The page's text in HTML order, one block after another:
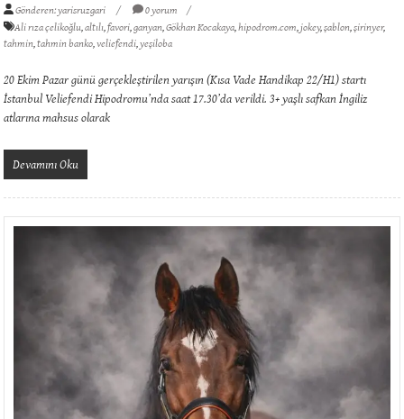
Gönderen: yarisruzgari
0 yorum
Ali rıza çelikoğlu,altılı,favori,ganyan,Gökhan Kocakaya,hipodrom.com,jokey,şablon,şirinyer,
tahmin,tahmin banko,veliefendi,yeşiloba
20 Ekim Pazar günü gerçekleştirilen yarışın (Kısa Vade Handikap 22/H1) startı
İstanbul Veliefendi Hipodromu’nda saat 17.30’da verildi. 3+ yaşlı safkan İngiliz
atlarına mahsus olarak
Devamını Oku